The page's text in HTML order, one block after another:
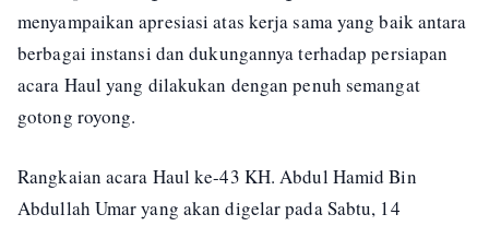
menyampaikan apresiasi atas kerja sama yang baik antara
berbagai instansi dan dukungannya terhadap persiapan
acara Haul yang dilakukan dengan penuh semangat
gotong royong.
Rangkaian acara Haul ke-43 KH. Abdul Hamid Bin
Abdullah Umar yang akan digelar pada Sabtu, 14